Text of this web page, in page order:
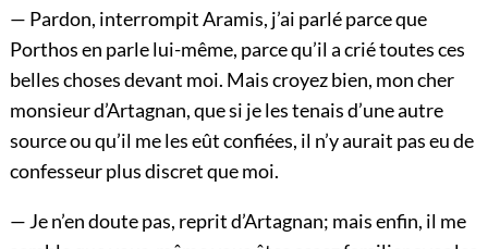
— Pardon, interrompit Aramis, j’ai parlé parce que
Porthos en parle lui-même, parce qu’il a crié toutes ces
belles choses devant moi. Mais croyez bien, mon cher
monsieur d’Artagnan, que si je les tenais d’une autre
source ou qu’il me les eût confiées, il n’y aurait pas eu de
confesseur plus discret que moi.
— Je n’en doute pas, reprit d’Artagnan; mais enfin, il me